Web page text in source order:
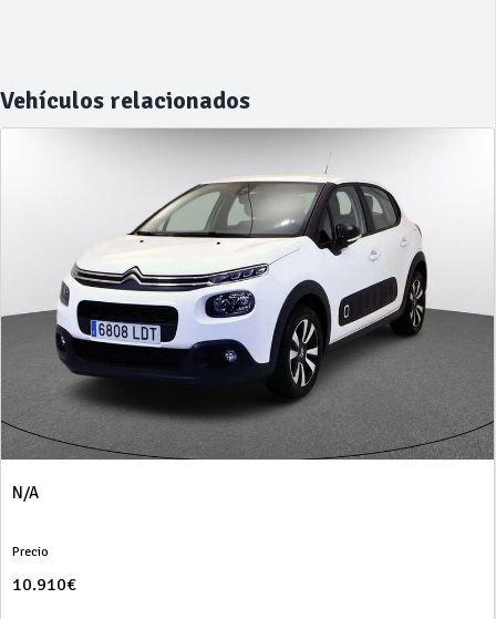
Vehículos relacionados
N/A
Precio
10.910€